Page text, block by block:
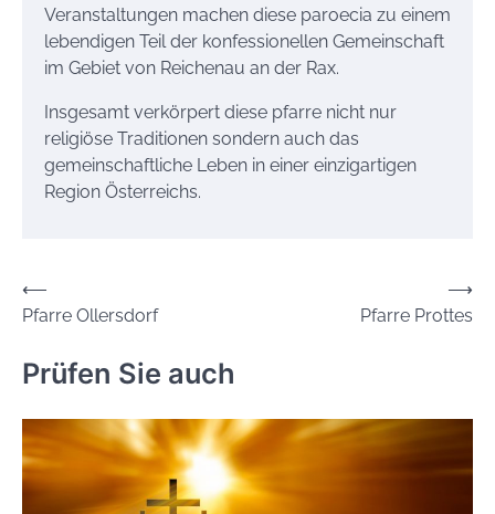
Veranstaltungen machen diese paroecia zu einem
lebendigen Teil der konfessionellen Gemeinschaft
im Gebiet von Reichenau an der Rax.
Insgesamt verkörpert diese pfarre nicht nur
religiöse Traditionen sondern auch das
gemeinschaftliche Leben in einer einzigartigen
Region Österreichs.
Beitrags-
Navigation
⟵
Pfarre Ollersdorf
Pfarre Prottes
⟶
Prüfen Sie auch